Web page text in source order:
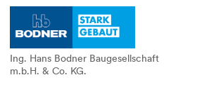
Ing. Hans Bodner Baugesellschaft
m.b.H. & Co. KG.